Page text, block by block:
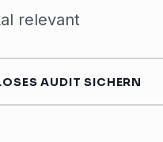
relevant
AUDIT SICHERN